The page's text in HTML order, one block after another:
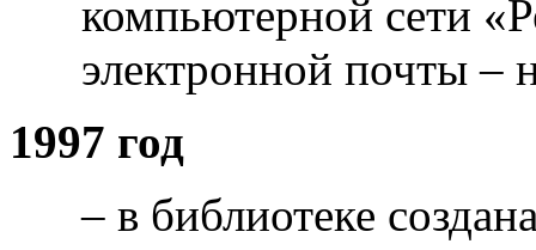
компьютерной сети
электронной почты –
1997 год
– в библиотеке